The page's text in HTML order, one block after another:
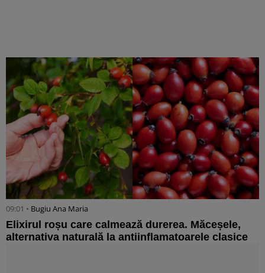
09:01 • Bugiu ⁠Ana Maria
Elixirul roșu care calmează durerea. Măceșele,
alternativa naturală la antiinflamatoarele clasice